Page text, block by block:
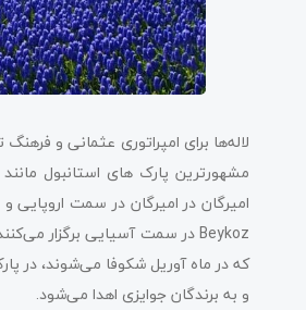
لاله‌ها برای امپراتوری عثمانی و
مشهورترین پارک‌ های استانبول
که در ماه آوریل شکوفا می‌شوند، در
و به برندگان جوایزی اهدا می‌شود.